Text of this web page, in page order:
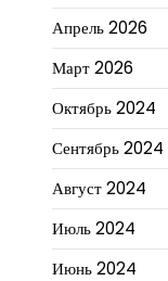
Апрель 2026
Март 2026
Октябрь 2024
Сентябрь 2024
Август 2024
Июль 2024
Июнь 2024